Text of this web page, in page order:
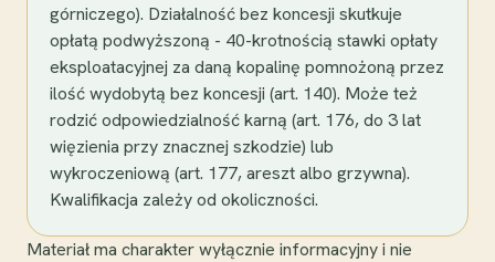
górniczego). Działalność bez koncesji skutkuje
opłatą podwyższoną - 40-krotnością stawki opłaty
eksploatacyjnej za daną kopalinę pomnożoną przez
ilość wydobytą bez koncesji (art. 140). Może też
rodzić odpowiedzialność karną (art. 176, do 3 lat
więzienia przy znacznej szkodzie) lub
wykroczeniową (art. 177, areszt albo grzywna).
Kwalifikacja zależy od okoliczności.
Materiał ma charakter wyłącznie informacyjny i nie